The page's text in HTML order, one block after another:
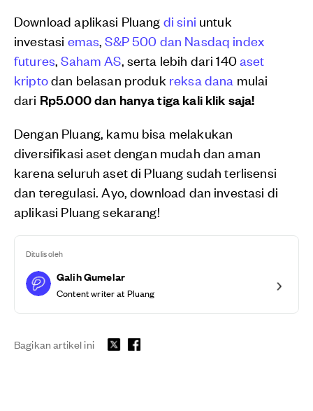
Download aplikasi Pluang di sini untuk
investasi emas,S&P 500 dan Nasdaq index
futures,Saham AS, serta lebih dari 140aset
kriptodan belasan produk reksa dana mulai
dari Rp5.000 dan hanya tiga kali klik saja!
Dengan Pluang, kamu bisa melakukan
diversifikasi aset dengan mudah dan aman
karena seluruh aset di Pluang sudah terlisensi
dan teregulasi. Ayo, download dan investasi di
aplikasi Pluang sekarang!
Ditulis oleh
Galih Gumelar
Content writer at Pluang
Bagikan artikel ini